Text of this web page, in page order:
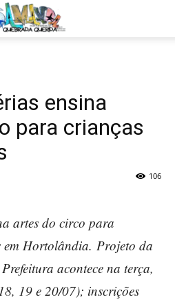
ensina
para crianças
106
artes do circo para
em Hortolândia. Projeto da
acontece na terça,
19 e 20/07); inscrições